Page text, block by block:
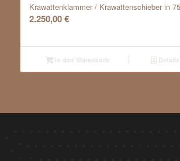
Krawattenklammer / Krawattenschieber in
2.250,00€
In den Warenkorb